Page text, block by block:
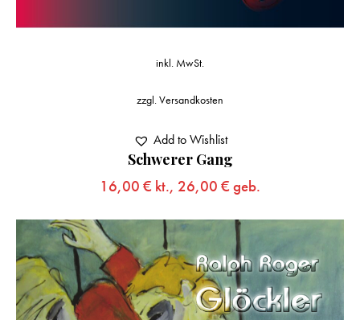
Schwerer Gang
16,00 € kt., 26,00 € geb.
inkl. MwSt.
zzgl.Versandkosten
Add to Wishlist